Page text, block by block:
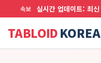
속보
TABLOID KOREA